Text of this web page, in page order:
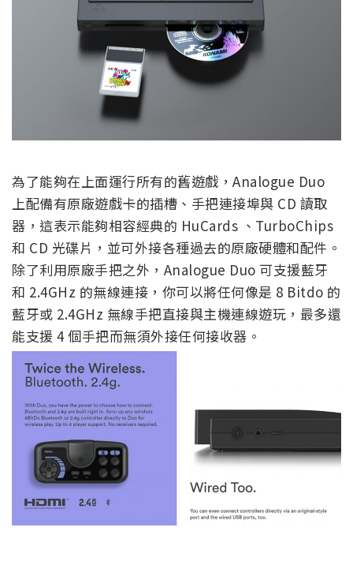
為了能夠在上面運行所有的舊遊戲，Analogue Duo
上配備有原廠遊戲卡的插槽、手把連接埠與 CD 讀取
器，這表示能夠相容經典的 HuCards 、TurboChips
和 CD 光碟片，並可外接各種過去的原廠硬體和配件。
除了利用原廠手把之外，Analogue Duo 可支援藍牙
和 2.4GHz 的無線連接，你可以將任何像是 8 Bitdo 的
藍牙或 2.4GHz 無線手把直接與主機連線遊玩，最多還
能支援 4 個手把而無須外接任何接收器。